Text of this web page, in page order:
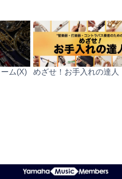
ム(X) めざせ！お手入れの達人